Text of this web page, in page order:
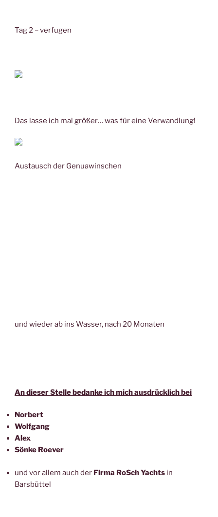
Tag 2 – verfugen
Das lasse ich mal größer… was für eine Verwandlung!
Austausch der Genuawinschen
und wieder ab ins Wasser, nach 20 Monaten
An dieser Stelle bedanke ich mich ausdrücklich bei
Norbert
Wolfgang
Alex
Sönke Roever
und vor allem auch der Firma RoSch Yachts in
Barsbüttel